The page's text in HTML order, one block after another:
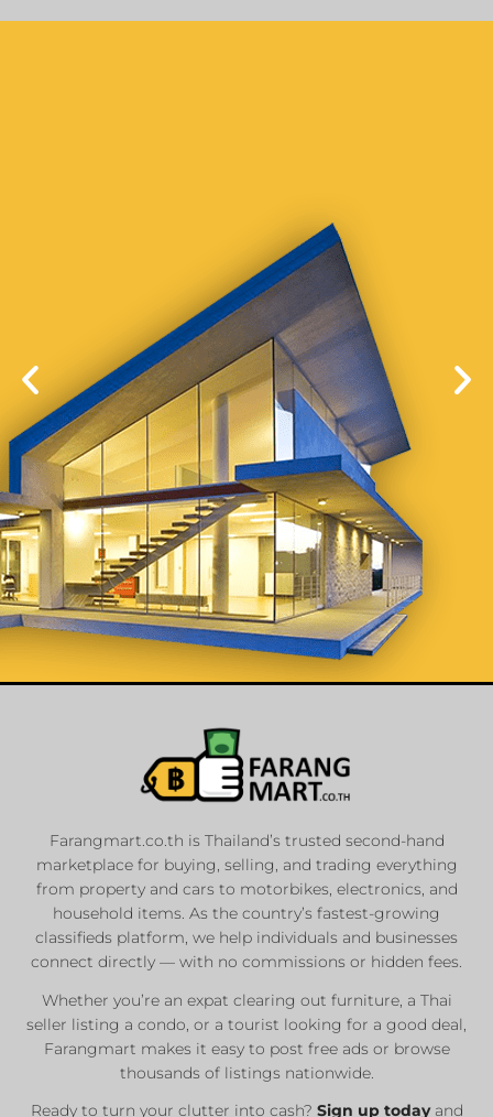
List Your
Properties
Private Sellers
Real Estate Agents
Sale & Rent
List Now
Farangmart.co.th is Thailand’s trusted second-hand
marketplace for buying, selling, and trading everything
from property and cars to motorbikes, electronics, and
household items. As the country’s fastest-growing
classifieds platform, we help individuals and businesses
connect directly — with no commissions or hidden fees.
Whether you’re an expat clearing out furniture, a Thai
seller listing a condo, or a tourist looking for a good deal,
Farangmart makes it easy to post free ads or browse
thousands of listings nationwide.
Ready to turn your clutter into cash? Sign up todayand